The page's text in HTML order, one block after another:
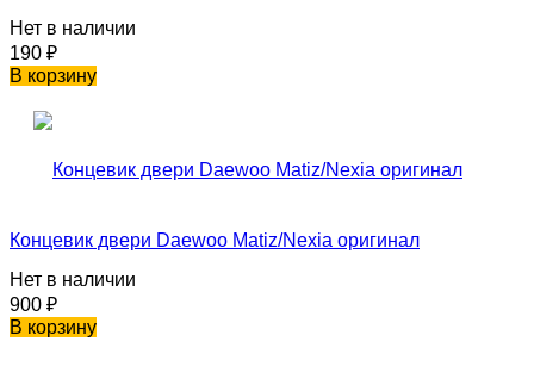
Нет в наличии
190 ₽
В корзину
Концевик двери Daewoo Matiz/Nexia оригинал
Нет в наличии
900 ₽
В корзину